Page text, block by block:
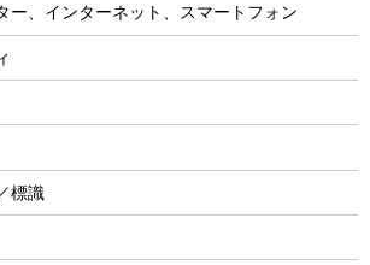
ー、インターネット、スマートフォン
標識